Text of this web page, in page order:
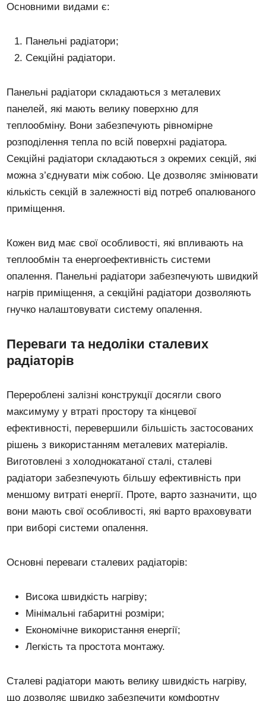
Основними видами є:
Панельні радіатори;
Секційні радіатори.
Панельні радіатори складаються з металевих
панелей, які мають велику поверхню для
теплообміну. Вони забезпечують рівномірне
розподілення тепла по всій поверхні радіатора.
Секційні радіатори складаються з окремих секцій, які
можна з’єднувати між собою. Це дозволяє змінювати
кількість секцій в залежності від потреб опалюваного
приміщення.
Кожен вид має свої особливості, які впливають на
теплообмін та енергоефективність системи
опалення. Панельні радіатори забезпечують швидкий
нагрів приміщення, а секційні радіатори дозволяють
гнучко налаштовувати систему опалення.
Переваги та недоліки сталевих
радіаторів
Перероблені залізні конструкції досягли свого
максимуму у втраті простору та кінцевої
ефективності, перевершили більшість застосованих
рішень з використанням металевих матеріалів.
Виготовлені з холоднокатаної сталі, сталеві
радіатори забезпечують більшу ефективність при
меншому витраті енергії. Проте, варто зазначити, що
вони мають свої особливості, які варто враховувати
при виборі системи опалення.
Основні переваги сталевих радіаторів:
Висока швидкість нагріву;
Мінімальні габаритні розміри;
Економічне використання енергії;
Легкість та простота монтажу.
Сталеві радіатори мають велику швидкість нагріву,
що дозволяє швидко забезпечити комфортну